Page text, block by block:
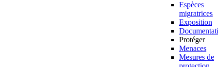
Espèces
migratrices
Exposition
Protéger
Menaces
Mesures de